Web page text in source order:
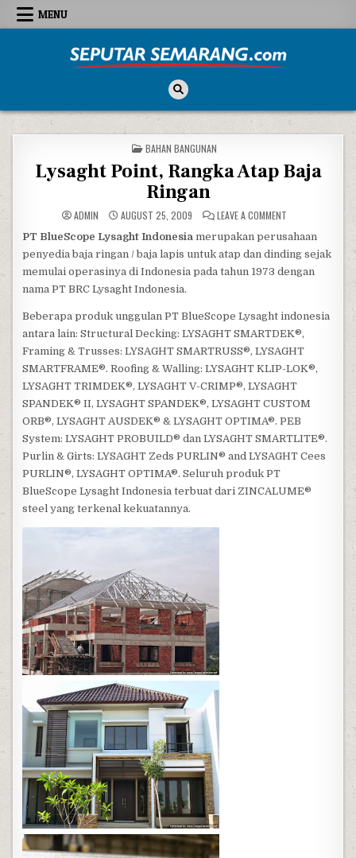
Skip to content
MENU
POSTED IN
BAHAN BANGUNAN
Lysaght Point, Rangka Atap Baja
Ringan
ADMIN AUGUST 25, 2009 LEAVE A COMMENTON LYSAGHT
PT BlueScope Lysaght Indonesia merupakan perusahaan
penyedia baja ringan / baja lapis untuk atap dan dinding sejak
memulai operasinya di Indonesia pada tahun 1973 dengan
nama PT BRC Lysaght Indonesia.
Beberapa produk unggulan PT BlueScope Lysaght indonesia
antara lain: Structural Decking: LYSAGHT SMARTDEK®,
Framing & Trusses: LYSAGHT SMARTRUSS®, LYSAGHT
SMARTFRAME®. Roofing & Walling: LYSAGHT KLIP-LOK®,
LYSAGHT TRIMDEK®, LYSAGHT V-CRIMP®, LYSAGHT
SPANDEK® II, LYSAGHT SPANDEK®, LYSAGHT CUSTOM
ORB®, LYSAGHT AUSDEK® & LYSAGHT OPTIMA®. PEB
System: LYSAGHT PROBUILD® dan LYSAGHT SMARTLITE®.
Purlin & Girts: LYSAGHT Zeds PURLIN® and LYSAGHT Cees
PURLIN®, LYSAGHT OPTIMA®. Seluruh produk PT
BlueScope Lysaght Indonesia terbuat dari ZINCALUME®
steel yang terkenal kekuatannya.